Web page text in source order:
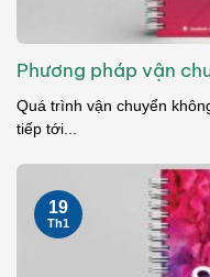
Phương pháp vận
Quá trình vận chuyển
tiếp tới...
19
Th1